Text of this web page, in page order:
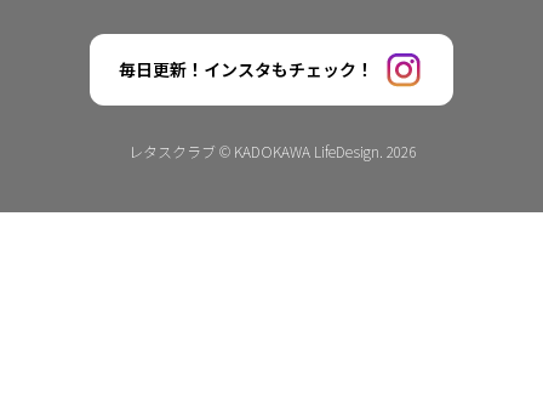
毎日更新！インスタもチェック！
レタスクラブ © KADOKAWA LifeDesign. 2026